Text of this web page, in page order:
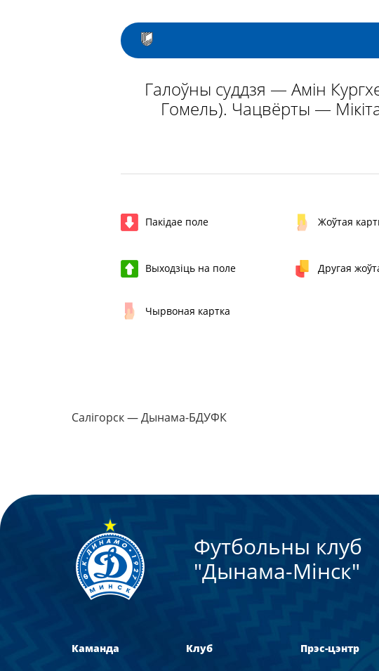
Галоўны суддзя — Амін
Гомель). Чацвёрты —
Пакідае поле Жоўтая
Выходзіць на поле Другая
Чырвоная картка
Салігорск — Дынама-БДУФК
Футбольны клуб
"Дынама-Мiнск"
Каманда Клуб Прэс-цэнтр